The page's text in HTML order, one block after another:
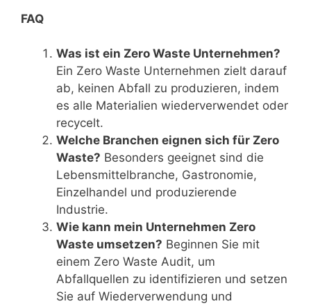
FAQ
Was ist ein Zero Waste Unternehmen?
Ein Zero Waste Unternehmen zielt darauf
ab, keinen Abfall zu produzieren, indem
es alle Materialien wiederverwendet oder
recycelt.
Welche Branchen eignen sich für Zero
Waste? Besonders geeignet sind die
Lebensmittelbranche, Gastronomie,
Einzelhandel und produzierende
Industrie.
Wie kann mein Unternehmen Zero
Waste umsetzen? Beginnen Sie mit
einem Zero Waste Audit, um
Abfallquellen zu identifizieren und setzen
Sie auf Wiederverwendung und